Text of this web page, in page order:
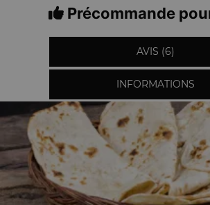
Précommande
AVIS (6)
INFORMATIONS